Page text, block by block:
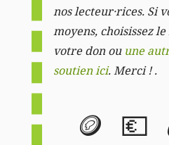
nos lecteur·rices. Si
moyens, choisissez
votre don ou une
soutien ici. Merci ! .
🪙 💶